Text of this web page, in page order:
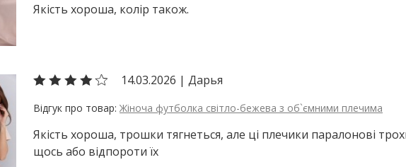
Якість хороша, колір також.
14.03.2026 | Дарья
Жіноча футболка світло-бежева з об`ємними плечима
Якість хороша, трошки тягнеться, але ці плечики паралонові
щось або відпороти їх